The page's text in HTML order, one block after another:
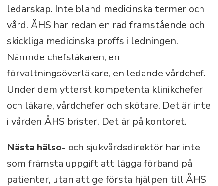
ledarskap. Inte bland medicinska termer och
vård. ÅHS har redan en rad framstående och
skickliga medicinska proffs i ledningen.
Nämnde chefsläkaren, en
förvaltningsöverläkare, en ledande vårdchef.
Under dem ytterst kompetenta klinikchefer
och läkare, vårdchefer och skötare. Det är inte
i vården ÅHS brister. Det är på kontoret.
Nästa hälso- och sjukvårdsdirektör har inte
som främsta uppgift att lägga förband på
patienter, utan att ge första hjälpen till ÅHS